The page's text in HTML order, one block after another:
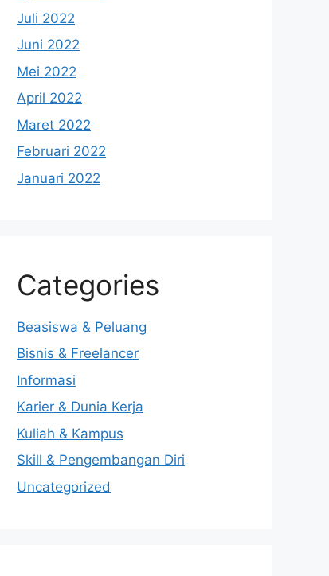
Juli 2022
Juni 2022
Mei 2022
April 2022
Maret 2022
Februari 2022
Januari 2022
Categories
Beasiswa & Peluang
Bisnis & Freelancer
Informasi
Karier & Dunia Kerja
Kuliah & Kampus
Skill & Pengembangan Diri
Uncategorized